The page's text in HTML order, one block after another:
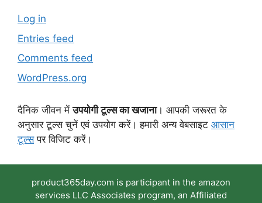
Log in
Entries feed
Comments feed
WordPress.org
दैनिक जीवन मेंउपयोगी टूल्स का खजाना। आपकी जरूरत के
अनुसार टूल्स चुनें एवं उपयोग करें। हमारी अन्य वेबसाइट आसान
टूल्सपर विजिट करें।
product365day.com is participant in the amazon
services LLC Associates program, an Affiliated